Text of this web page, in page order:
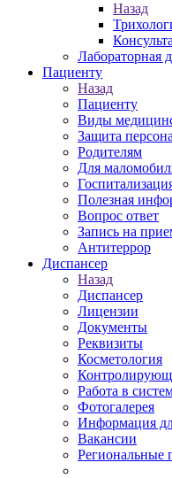
Назад
Лабораторная
Пациенту
Назад
Пациенту
Виды
Защита
Родителям
Для
Полезная
Вопрос ответ
Запись на
Антитеррор
Диспансер
Назад
Диспансер
Лицензии
Документы
Реквизиты
Косметология
Работа в
Фотогалерея
Информация
Вакансии
Региональные